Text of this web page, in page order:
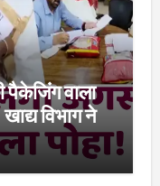
वाला
विभाग ने